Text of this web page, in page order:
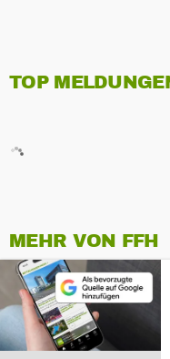
TOP
MEHR VON FFH